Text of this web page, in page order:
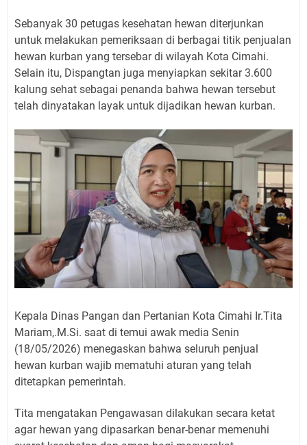
Sebanyak 30 petugas kesehatan hewan diterjunkan
untuk melakukan pemeriksaan di berbagai titik penjualan
hewan kurban yang tersebar di wilayah Kota Cimahi.
Selain itu, Dispangtan juga menyiapkan sekitar 3.600
kalung sehat sebagai penanda bahwa hewan tersebut
telah dinyatakan layak untuk dijadikan hewan kurban.
Kepala Dinas Pangan dan Pertanian Kota Cimahi Ir.Tita
Mariam,.M.Si. saat di temui awak media Senin
(18/05/2026) menegaskan bahwa seluruh penjual
hewan kurban wajib mematuhi aturan yang telah
ditetapkan pemerintah.
Tita mengatakan Pengawasan dilakukan secara ketat
agar hewan yang dipasarkan benar-benar memenuhi